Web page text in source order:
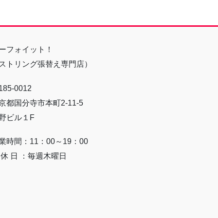
フォイット！
ストリング張替え専門店）
0012
都国分寺市本町2-11-5
ビル１F
時間：11：00～19：00
日 ：毎週木曜日